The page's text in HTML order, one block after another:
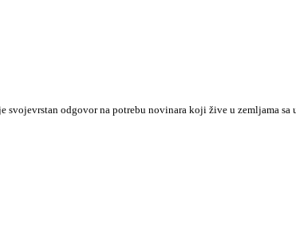
svojevrstan odgovor na potrebu novinara koji žive u zemljama